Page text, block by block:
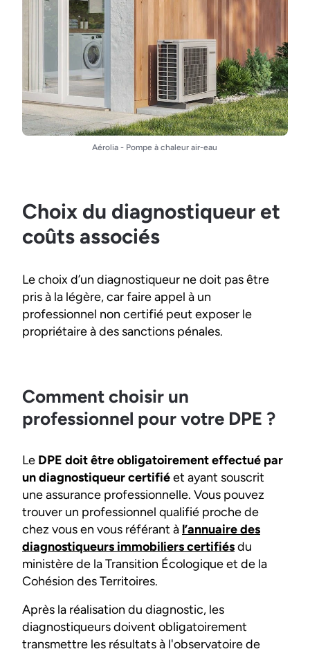
Aérolia - Pompe à chaleur air-eau
Choix du diagnostiqueur et
coûts associés
Le choix d’un diagnostiqueur ne doit pas être
pris à la légère, car faire appel à un
professionnel non certifié peut exposer le
propriétaire à des sanctions pénales.
Comment choisir un
professionnel pour votre DPE ?
Le DPE doit être obligatoirement effectué par
un diagnostiqueur certifiéet ayant souscrit
une assurance professionnelle. Vous pouvez
trouver un professionnel qualifié proche de
chez vous en vous référant à l’annuaire des
diagnostiqueurs immobiliers certifiésdu
ministère de la Transition Écologique et de la
Cohésion des Territoires.
Après la réalisation du diagnostic, les
diagnostiqueurs doivent obligatoirement
transmettre les résultats à l'observatoire de